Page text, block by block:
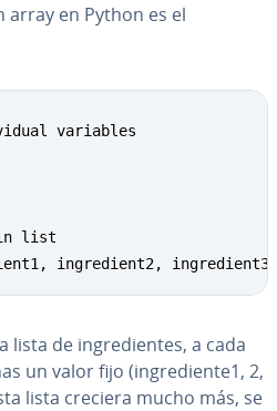
array en Python es el
variables
in list
ingredient2, ingredient3]
lista de in­gre­die­n­tes, a cada
un valor fijo (in­gre­die­n­te1, 2,
lista creciera mucho más, se